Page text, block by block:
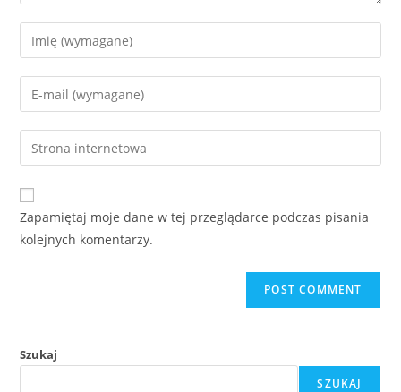
Enter
your
name
comment
Enter
your
email
address
comment
Enter
your
website
URL
(optional)
Zapamiętaj moje dane w tej przeglądarce podczas pisania
kolejnych komentarzy.
Szukaj
SZUKAJ